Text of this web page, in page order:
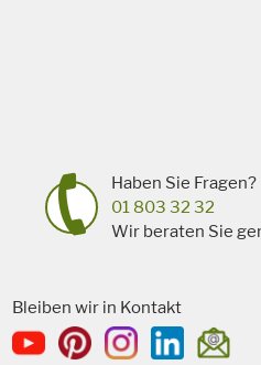
Haben Sie Fragen?
01 803 32 32
Wir beraten Sie
Bleiben wir in Kontakt